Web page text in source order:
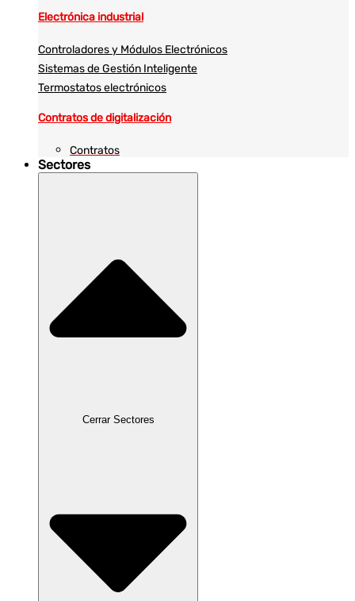
Electrónica industrial
Controladores y Módulos Electrónicos
Sistemas de Gestión Inteligente
Termostatos electrónicos
Contratos de digitalización
Contratos
Sectores
Cerrar Sectores